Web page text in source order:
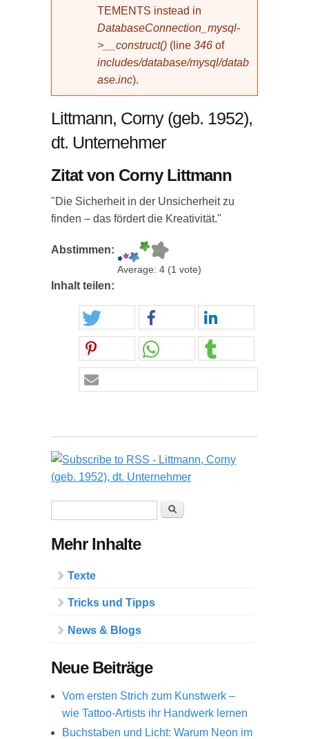
TEMENTS instead in
DatabaseConnection_mysql-
>__construct() (line 346 of
includes/database/mysql/datab
ase.inc).
Littmann, Corny (geb. 1952),
dt. Unternehmer
Zitat von Corny Littmann
"Die Sicherheit in der Unsicherheit zu
finden – das fördert die Kreativität."
Abstimmen:
Average: 4 (1 vote)
Inhalt teilen:
Suche
Mehr Inhalte
Texte
Tricks und Tipps
News & Blogs
Neue Beiträge
Vom ersten Strich zum Kunstwerk –
wie Tattoo-Artists ihr Handwerk lernen
Buchstaben und Licht: Warum Neon im